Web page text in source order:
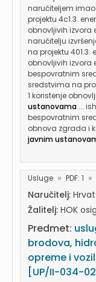
naručiteljem
projektu 4c1.3.
obnovljivih izvora
naručitelju
na projektu
obnovljivih izvora
bespovratnim
sredstvima na
1 koristenje
ustanovama ...
bespovratnim
obnova zgrada i
javnim
Usluge PDF: 1
Naručitelj:
Žalitelj: HOK
Predmet:
brodova,
opreme i
[UP/II-034-